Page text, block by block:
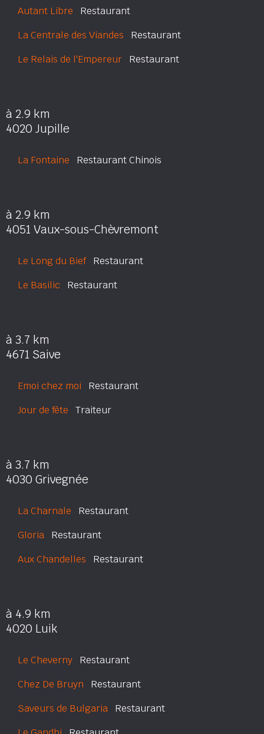
Autant Libre Restaurant
La Centrale des Viandes Restaurant
Le Relais de l'Empereur Restaurant
à 2.9 km
4020 Jupille
La Fontaine Restaurant Chinois
à 2.9 km
4051 Vaux-sous-Chèvremont
Le Long du BiefRestaurant
Le Basilic Restaurant
à 3.7 km
4671 Saive
Emoi chez moi Restaurant
Jour de fête Traiteur
à 3.7 km
4030 Grivegnée
La Charnale Restaurant
Gloria Restaurant
Aux Chandelles Restaurant
à 4.9 km
4020 Luik
Le Cheverny Restaurant
Chez De Bruyn Restaurant
Saveurs de Bulgaria Restaurant